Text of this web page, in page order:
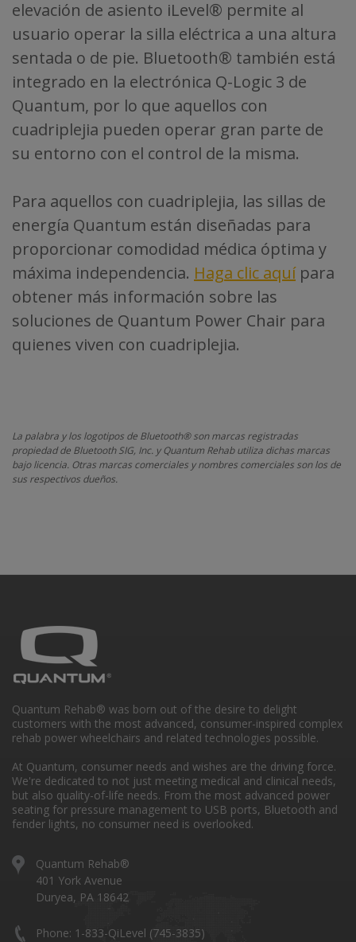
elevación de asiento iLevel® permite al
usuario operar la silla eléctrica a una altura
sentada o de pie. Bluetooth® también está
integrado en la electrónica Q-Logic 3 de
Quantum, por lo que aquellos con
cuadriplejia pueden operar gran parte de
su entorno con el control de la misma.
Para aquellos con cuadriplejia, las sillas de
energía Quantum están diseñadas para
proporcionar comodidad médica óptima y
máxima independencia. Haga clic aquípara
obtener más información sobre las
soluciones de Quantum Power Chair para
quienes viven con cuadriplejia.
La palabra y los logotipos de Bluetooth® son marcas registradas
propiedad de Bluetooth SIG, Inc. y Quantum Rehab utiliza dichas marcas
bajo licencia. Otras marcas comerciales y nombres comerciales son los de
sus respectivos dueños.
Quantum Rehab® was born out of the desire to delight
customers with the most advanced, consumer-inspired complex
rehab power wheelchairs and related technologies possible.
At Quantum, consumer needs and wishes are the driving force.
We're dedicated to not just meeting medical and clinical needs,
but also quality-of-life needs. From the most advanced power
seating for pressure management to USB ports, Bluetooth and
fender lights, no consumer need is overlooked.
Quantum Rehab®
401 York Avenue
Duryea, PA 18642
Phone: 1-833-QiLevel (745-3835)